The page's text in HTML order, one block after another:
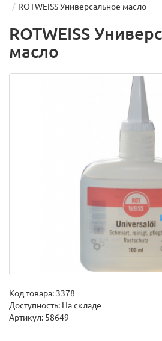
ROTWEISS Универсальное масло
ROTWEISS
масло
Код товара: 3378
Доступность: На складе
Артикул: 58649